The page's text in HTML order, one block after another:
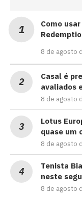
Como
8 de agosto
Casal é
avaliados
8 de agosto
Lotus
quase um
8 de agosto
Tenista
neste
8 de agosto